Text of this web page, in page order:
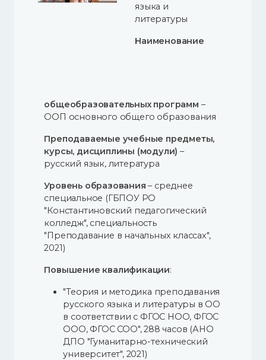
языка и
литературы
Наименование
общеобразовательных программ –
ООП основного общего образования
Преподаваемые учебные предметы,
курсы, дисциплины (модули) –
русский язык, литература
Уровень образования – среднее
специальное (ГБПОУ РО
"Константиновский педагогический
колледж", специальность
"Преподавание в начальных классах",
2021)
Повышение квалификации:
"Теория и методика преподавания
русского языка и литературы в ОО
в соответствии с ФГОС НОО, ФГОС
ООО, ФГОС СОО", 288 часов (АНО
ДПО "Гуманитарно-технический
университет", 2021)